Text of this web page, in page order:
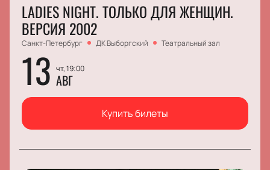
LADIES NIGHT. ТОЛЬКО ДЛЯ ЖЕНЩИН.
ВЕРСИЯ 2002
Санкт-Петербург ДК Выборгский Театральный зал
13 чт, 19:00
АВГ
Купить билеты